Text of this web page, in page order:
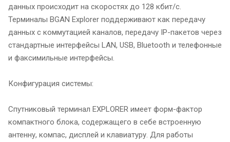
данных происходит на скоростях до 128 кбит/с.
Терминалы BGAN Explorer поддерживают как передачу
данных с коммутацией каналов, передачу IP-пакетов через
стандартные интерфейсы LAN, USB, Bluetooth и телефонные
и факсимильные интерфейсы.
Конфигурация системы:
Спутниковый терминал EXPLORER имеет форм-фактор
компактного блока, содержащего в себе встроенную
антенну, компас, дисплей и клавиатуру. Для работы